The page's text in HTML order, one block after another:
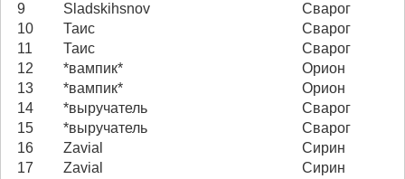
9
Sladskihsnov
Сварог
10
Таис
Сварог
11
Таис
Сварог
12
*вампик*
Орион
13
*вампик*
Орион
14
*выручатель
Сварог
15
*выручатель
Сварог
16
Zavial
Сирин
17
Zavial
Сирин